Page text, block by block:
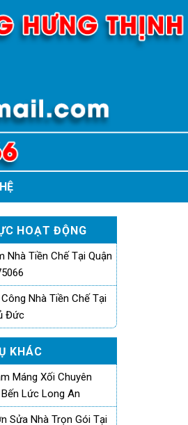
HOẠT ĐỘNG
Nhà Tiền Chế Tại Quận
Nhà Tiền Chế Tại
Đức
KHÁC
Máng Xối Chuyên
Lức Long An
Sửa Nhà Trọn Gói Tại